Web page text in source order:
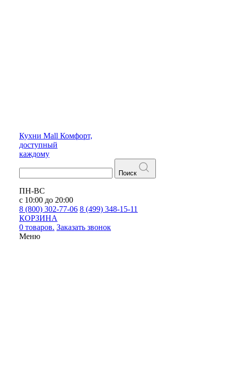
Кухни Mall Комфорт,
доступный
каждому
Поиск
ПН-ВС
с 10:00 до 20:00
8 (800) 302-77-06 8 (499) 348-15-11
КОРЗИНА
0 товаров. Заказать звонок
Меню